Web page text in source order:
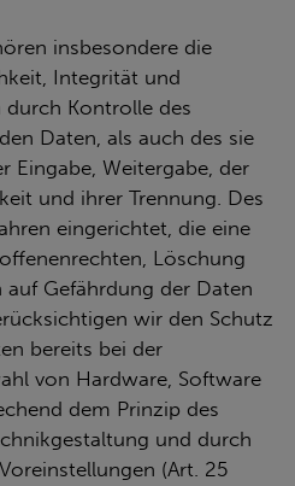
insbesondere die
Integrität und
Kontrolle des
Daten, als auch des sie
Eingabe, Weitergabe, der
und ihrer Trennung. Des
eingerichtet, die eine
Löschung
Gefährdung der Daten
wir den Schutz
bereits bei der
von Hardware, Software
dem Prinzip des
und durch
(Art. 25